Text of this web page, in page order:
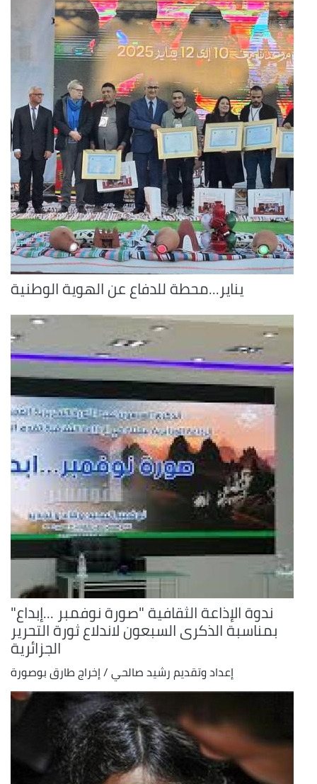
يناير...محطة للدفاع عن الهوية الوطنية
ندوة الإذاعة الثقافية "صورة نوفمبر ...إبداع"
بمناسبة الذكرى السبعون لاندلاع ثورة التحرير
الجزائرية
إعداد وتقديم رشيد صالحي / إخراج طارق بوصورة